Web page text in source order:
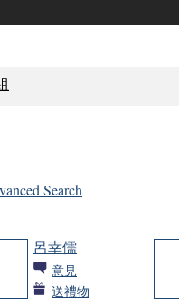
Search
呂幸儒
意見
送禮物